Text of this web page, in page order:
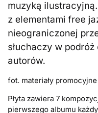
muzyką
z elementami free
nieograniczonej
słuchaczy w
autorów.
fot. materiały promocyjne
Płyta zawiera 7
pierwszego albumu